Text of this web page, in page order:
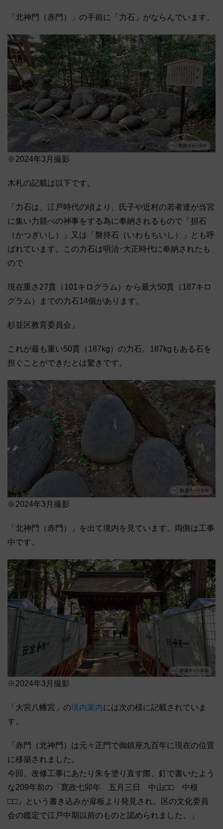
「北神門（赤門）」の手前に「力石」がならんでいます。
※2024年3月撮影
木札の記載は以下です。
「力石は、江戸時代の頃より、氏子や近村の若者達が当宮
に集い力競べの神事をする為に奉納されるもので「担石
（かつぎいし）」又は「磐持石（いわもちいし）」とも呼
ばれています。この力石は明治･大正時代に奉納されたも
ので
現在重さ27貫（101キログラム）から最大50貫（187キロ
グラム）までの力石14個があります。
杉並区教育委員会」
これが最も重い50貫（187kg）の力石。187kgもある石を
担ぐことができたとは驚きです。
※2024年3月撮影
「北神門（赤門）」を出て境内を見ています。両側は工事
中です。
※2024年3月撮影
「大宮八幡宮」の境内案内には次の様に記載されていま
す。
「赤門（北神門）は元々正門で御鎮座九百年に現在の位置
に移築されました。
今回、改修工事にあたり朱を塗り直す際、釘で書いたよう
な209年前の「寛政七卯年 五月三日 中山□□ 中根
□□」という書き込みが扉板より発見され、区の文化委員
会の鑑定で江戸中期以前のものと認められました。」